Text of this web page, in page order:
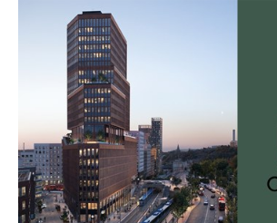
Smedjegatan 25 | 7000 Kvm